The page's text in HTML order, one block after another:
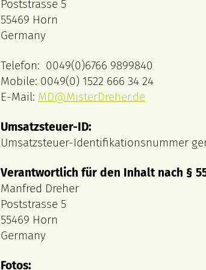
Poststrasse 5
55469 Horn
Germany
Telefon: 0049(0)6766 9899840
Mobile: 0049(0) 1522 666 34 24
E-Mail: MD@MisterDreher.de
Umsatzsteuer-ID:
Umsatzsteuer-Identifikationsnummer
Verantwortlich für den Inhalt nach § 55
Manfred Dreher
Poststrasse 5
55469 Horn
Germany
Fotos: